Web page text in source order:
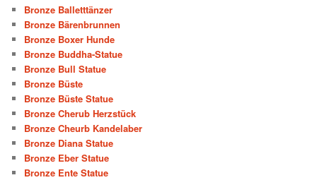
Bronze Balletttänzer
Bronze Bärenbrunnen
Bronze Boxer Hunde
Bronze Buddha-Statue
Bronze Bull Statue
Bronze Büste
Bronze Büste Statue
Bronze Cherub Herzstück
Bronze Cheurb Kandelaber
Bronze Diana Statue
Bronze Eber Statue
Bronze Ente Statue